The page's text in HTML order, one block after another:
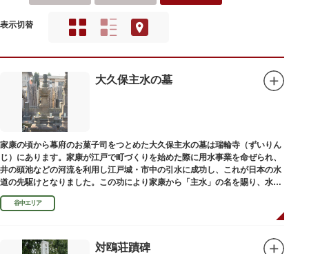
表示切替
大久保主水の墓
家康の頃から幕府のお菓子司をつとめた大久保主水の墓は瑞輪寺（ずいりん
じ）にあります。家康が江戸で町づくりを始めた際に用水事業を命ぜられ、
井の頭池などの河流を利用し江戸城・市中の引水に成功し、これが日本の水
道の先駆けとなりました。この功により家康から「主水」の名を賜り、水は
濁らざるを尊しとして「もんと」と読むようになったといわれます。
谷中エリア
対鴎荘蹟碑